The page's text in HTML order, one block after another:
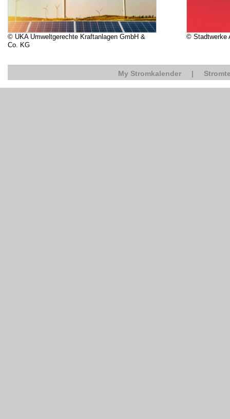
© UKA Umweltgerechte Kraftanlagen GmbH &
Co. KG
© Stadtwerke
My Stromkalender |